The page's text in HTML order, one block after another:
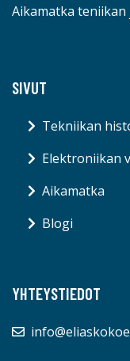
Aikamatka
SIVUT
Tekniikan
Elektroniikan
Aikamatka
Blogi
YHTEYSTIEDOT